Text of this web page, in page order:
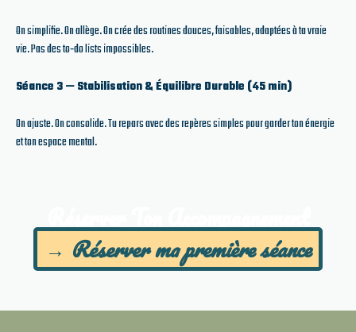
On simplifie.On allège.On crée des routines douces, faisables, adaptées à ta vraie
vie.Pas des to‑do lists impossibles.
Séance 3 — Stabilisation & Équilibre Durable (45 min)
On ajuste.On consolide.Tu repars avec des repères simples pour garder ton énergie
et ton espace mental.
→ Réserver ma première séance